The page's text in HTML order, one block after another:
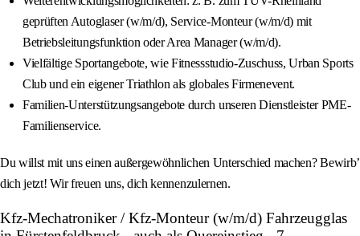
geprüften Autoglaser (w/m/d), Service-Monteur (w/m/d) mit
Betriebsleitungsfunktion oder Area Manager (w/m/d).
Vielfältige Sportangebote, wie Fitnessstudio-Zuschuss, Urban Sports
Club und ein eigener Triathlon als globales Firmenevent.
Familien-Unterstützungsangebote durch unseren Dienstleister PME-
Familienservice.
Du willst mit uns einen außergewöhnlichen Unterschied machen? Bewirb’
dich jetzt! Wir freuen uns, dich kennenzulernen.
Kfz-Mechatroniker / Kfz-Monteur (w/m/d) Fahrzeugglas